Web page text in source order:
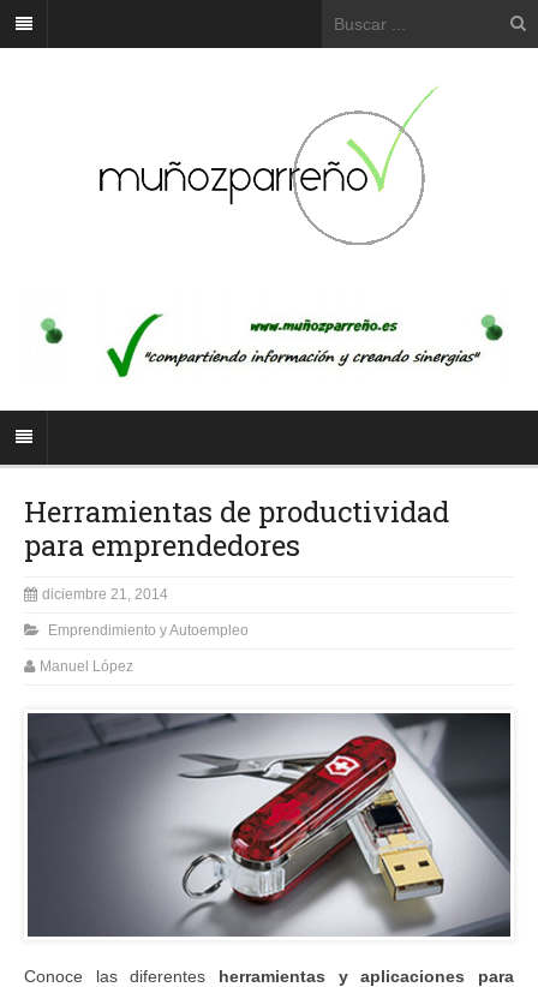
Herramientas de productividad
para emprendedores
diciembre 21, 2014
Emprendimiento y Autoempleo
Manuel López
Conoce las diferentes herramientas y aplicaciones para